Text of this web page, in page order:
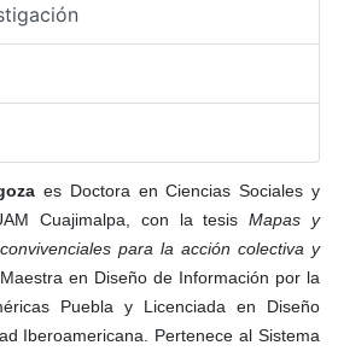
es Doctora en Ciencias Sociales y
Cuajimalpa, con la tesisMapas y
para la acción colectiva y
en Diseño de Información por la
Puebla y Licenciada en Diseño
Iberoamericana. Pertenece al Sistema